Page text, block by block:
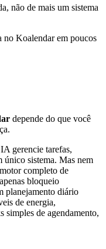
não de mais um sistema
no Koalendar em poucos
depende do que você
gerencie tarefas,
único sistema. Mas nem
completo de
bloqueio
planejamento diário
de energia,
simples de agendamento,